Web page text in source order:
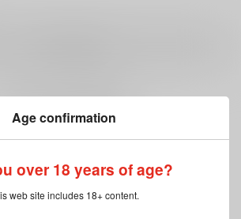
Age confirmation
over 18 years of age?
web site includes 18+ content.